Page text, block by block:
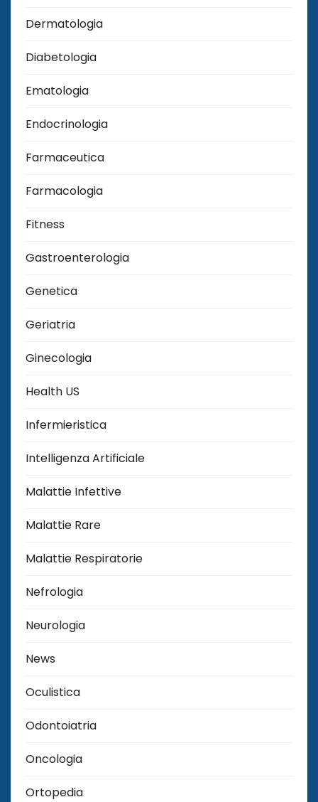
Dermatologia
Diabetologia
Ematologia
Endocrinologia
Farmaceutica
Farmacologia
Fitness
Gastroenterologia
Genetica
Geriatria
Ginecologia
Health US
Infermieristica
Intelligenza Artificiale
Malattie Infettive
Malattie Rare
Malattie Respiratorie
Nefrologia
Neurologia
News
Oculistica
Odontoiatria
Oncologia
Ortopedia